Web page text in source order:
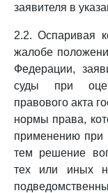
заявителя в
2.2. Оспаривая
жалобе
Федерации,
суды при
правового акта
нормы права,
применению при
тем решение
тех или иных